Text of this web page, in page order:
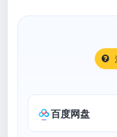
百度网盘